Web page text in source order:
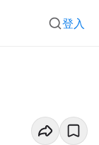
登入